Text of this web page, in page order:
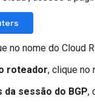
no nome do Cloud
roteador, clique no
da sessão do BGP,